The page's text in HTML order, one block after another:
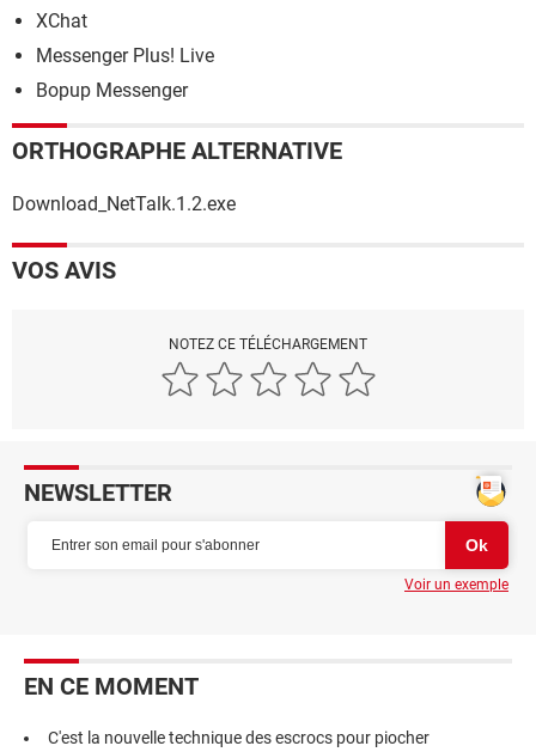
XChat
Messenger Plus! Live
Bopup Messenger
ORTHOGRAPHE ALTERNATIVE
Download_NetTalk.1.2.exe
VOS AVIS
NOTEZ CE TÉLÉCHARGEMENT
NEWSLETTER
Voir un exemple
EN CE MOMENT
C'est la nouvelle technique des escrocs pour piocher